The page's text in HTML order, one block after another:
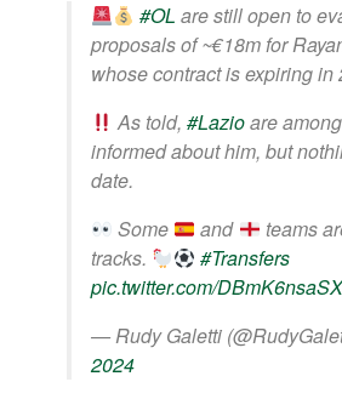
#OL are still open to
proposals of ~€18m for
whose contract is expiring in
As told,#Lazioare
informed about him, but
date.
Some
and
teams
tracks.
#Transfers
pic.twitter.com/DBmK6nsaSX
— Rudy Galetti
2024